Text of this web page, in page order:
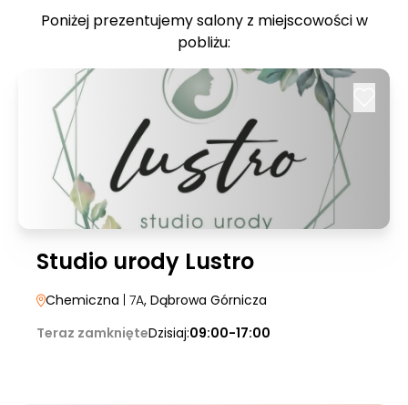
Poniżej prezentujemy salony z miejscowości w
pobliżu:
Studio urody Lustro
Chemiczna | 7A, Dąbrowa Górnicza
Teraz zamknięteDzisiaj:09:00-17:00